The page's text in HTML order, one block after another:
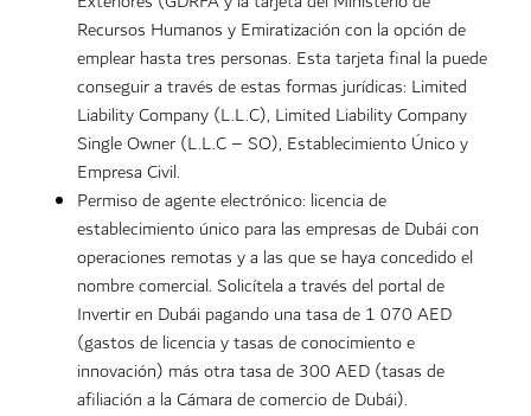
Recursos Humanos y Emiratización con la opción de
emplear hasta tres personas. Esta tarjeta final la puede
conseguir a través de estas formas jurídicas: Limited
Liability Company (L.L.C), Limited Liability Company
Single Owner (L.L.C – SO), Establecimiento Único y
Empresa Civil.
Permiso de agente electrónico: licencia de
establecimiento único para las empresas de Dubái con
operaciones remotas y a las que se haya concedido el
nombre comercial. Solicítela a través del portal de
Invertir en Dubái pagando una tasa de 1 070 AED
(gastos de licencia y tasas de conocimiento e
innovación) más otra tasa de 300 AED (tasas de
afiliación a la Cámara de comercio de Dubái).